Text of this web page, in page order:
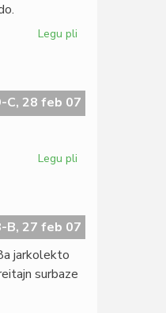
Legu pli
Meksiko
C, 28 feb 07
Legu pli
inaŭgura
parlamenta
B, 27 feb 07
jarkolekto
surbaze